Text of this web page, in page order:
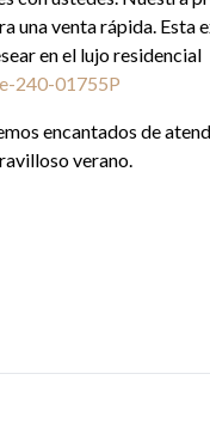
venta rápida. Esta
en el lujo residencial
240-01755P
encantados de
verano.